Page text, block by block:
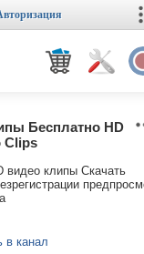
Бесплатно HD
Clips
видео клипы Скачать
в канал